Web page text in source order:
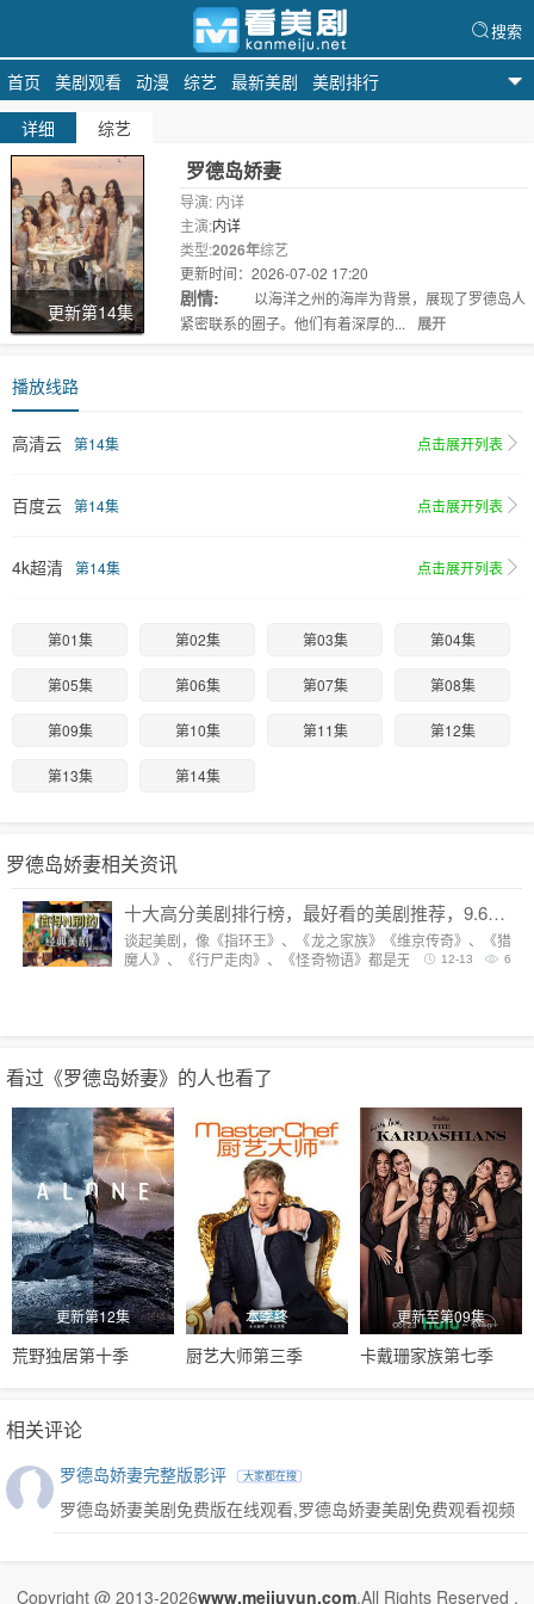
首页 美剧观看 动漫 综艺 最新美剧 美剧排行
搜索
详细 综艺
更新第14集
罗德岛娇妻
导演: 内详
主演:内详
类型:2026年综艺
更新时间：2026-07-02 17:20
剧情:
以海洋之州的海岸为背景，展现了罗德岛人
紧密联系的圈子。他们有着深厚的...
展开
播放线路
高清云 第14集 点击展开列表
百度云 第14集 点击展开列表
4k超清 第14集 点击展开列表
第01集 第02集 第03集 第04集
第05集 第06集 第07集 第08集
第09集 第10集 第11集 第12集
第13集 第14集
罗德岛娇妻相关资讯
十大高分美剧排行榜，最好看的美剧推荐，9.6分神剧扎堆
谈起美剧，像《指环王》、《龙之家族》《维京传奇》、《猎
魔人》、《行尸走肉》、《怪奇物语》都是无法复制的经典，
6
12-13
看过《罗德岛娇妻》的人也看了
更新第12集
荒野独居第十季
本季终
厨艺大师第三季
更新至第09集
卡戴珊家族第七季
相关评论
罗德岛娇妻完整版影评 大家都在搜
罗德岛娇妻美剧免费版在线观看,罗德岛娇妻美剧免费观看视频
Copyright @ 2013-2026www.meijuyun.com.All Rights Reserved .